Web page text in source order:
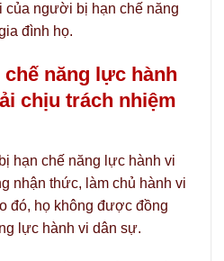
của người bị hạn chế năng
đình họ.
năng lực hành
chịu trách nhiệm
hạn chế năng lực hành vi
nhận thức, làm chủ hành vi
đó, họ không được đồng
lực hành vi dân sự.